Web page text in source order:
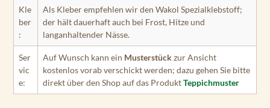
Kle
ber
:
Als Kleber empfehlen wir den Wakol Spezialklebstoff;
der hält dauerhaft auch bei Frost, Hitze und
langanhaltender Nässe.
Ser
vic
e:
Auf Wunsch kann ein Musterstückzur Ansicht
kostenlos vorab verschickt werden; dazu gehen Sie bitte
direkt über den Shop auf das ProduktTeppichmuster